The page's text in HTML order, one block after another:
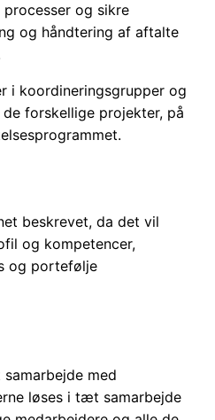
og sikre
og håndtering af aftalte
i koordineringsgrupper og
forskellige projekter, på
beskrevet, da det vil
og kompetencer,
og portefølje
med
løses i tæt samarbejde